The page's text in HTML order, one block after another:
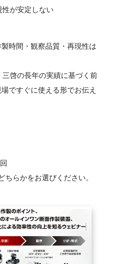
が安定しない
時間・観察品質・再現性は
啓の長年の実績に基づく前
ですぐに使える形でお伝え
らかをお選びください。